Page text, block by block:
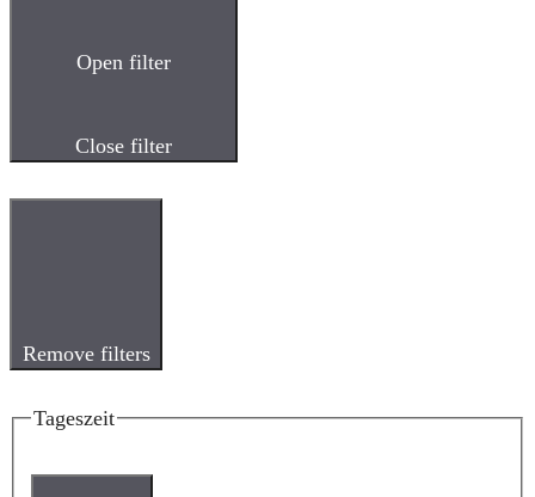
Open filter
Close filter
Remove filters
Tageszeit